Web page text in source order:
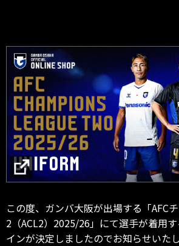
この度、ガンバ大阪が出場する「AFC
2（ACL2）2025/26」にて選手が着用
インが決定しましたのでお知らせいたし